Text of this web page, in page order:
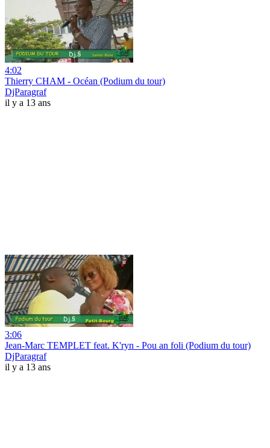
4:02
Thierry CHAM - Océan (Podium du tour)
DjParagraf
il y a 13 ans
3:06
Jean-Marc TEMPLET feat. K'ryn - Pou an foli (Podium du tour)
DjParagraf
il y a 13 ans